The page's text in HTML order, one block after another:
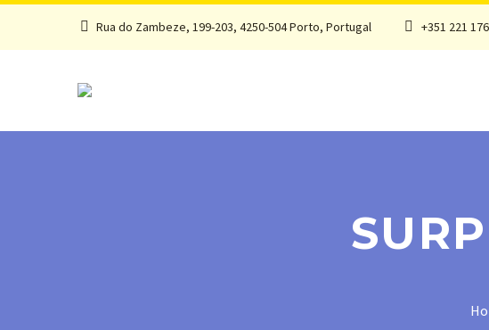
Rua do Zambeze, 199-203, 4250-504 Porto, Portugal +351 221